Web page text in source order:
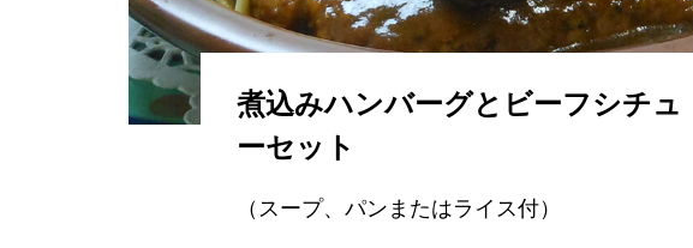
煮込みハンバーグとビーフシチュ
ーセット
（スープ、パンまたはライス付）